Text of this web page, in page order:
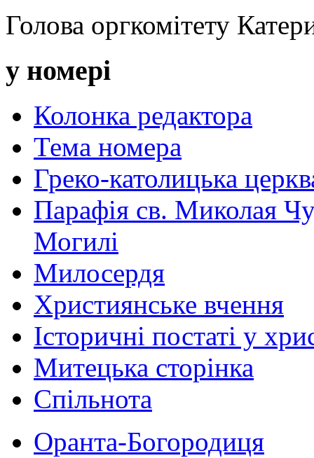
Голова оргкомітету
у номері
Колонка редактора
Тема номера
Греко-католицька
Парафія св. Миколая
Могилі
Милосердя
Християнське вчення
Історичні постаті у
Митецька сторінка
Спільнота
Оранта-Богородиця